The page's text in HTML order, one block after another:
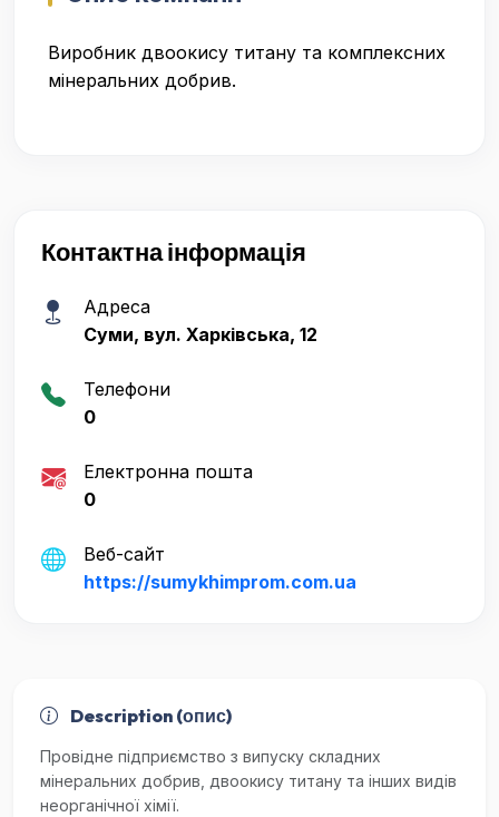
Виробник двоокису титану та комплексних
мінеральних добрив.
Контактна інформація
Адреса
Суми, вул. Харківська, 12
Телефони
0
Електронна пошта
0
Веб-сайт
https://sumykhimprom.com.ua
Description (опис)
Провідне підприємство з випуску складних
мінеральних добрив, двоокису титану та інших видів
неорганічної хімії.